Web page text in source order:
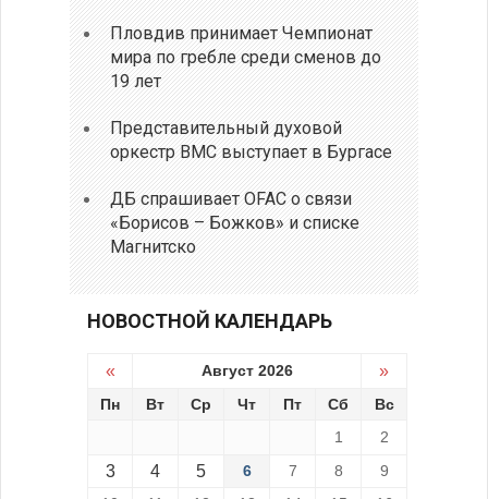
Пловдив принимает Чемпионат
мира по гребле среди сменов до
19 лет
Представительный духовой
оркестр ВМС выступает в Бургасе
ДБ спрашивает OFAC о связи
«Борисов – Божков» и списке
Магнитско
НОВОСТНОЙ КАЛЕНДАРЬ
« Август 2026 »
Пн Вт Ср Чт Пт Сб
Вс
1
2
3 4 5 6 7 8
9